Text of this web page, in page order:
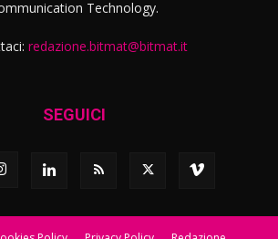
Technology.
redazione.bitmat@bitmat.it
SEGUICI